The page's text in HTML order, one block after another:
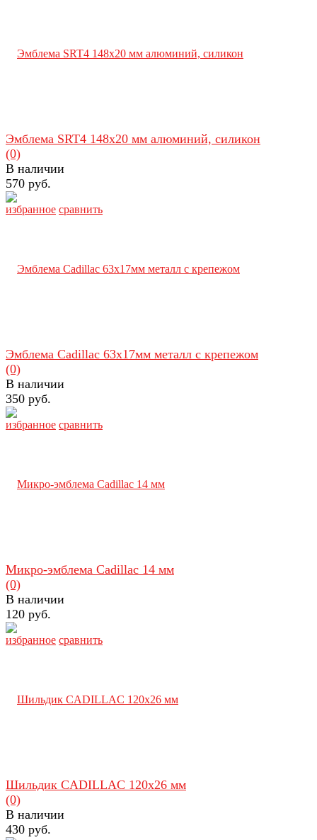
избранное сравнить
Эмблема SRT4 148х20 мм алюминий, силикон
(0)
В наличии
570 руб.
избранное сравнить
Эмблема Cadillac 63х17мм металл с крепежом
(0)
В наличии
350 руб.
избранное сравнить
Микро-эмблема Cadillac 14 мм
(0)
В наличии
120 руб.
Шильдик CADILLAC 120х26 мм
(0)
В наличии
430 руб.